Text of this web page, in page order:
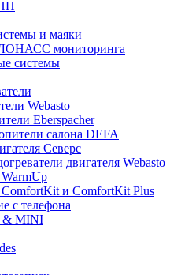
и маяки
мониторинга
системы
Webasto
Eberspacher
салона DEFA
Северс
двигателя Webasto
и ComfortKit Plus
с телефона
& MINI